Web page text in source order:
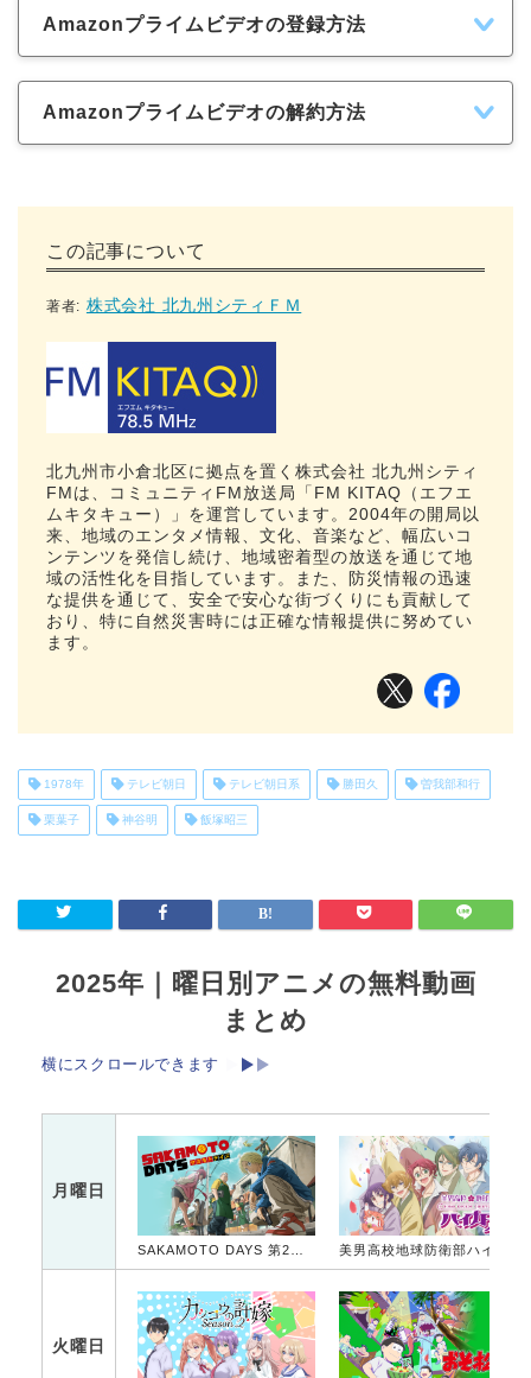
Amazonプライムビデオの登録方法
Amazonプライムビデオの解約方法
この記事について
著者: 株式会社 北九州シティＦＭ
北九州市小倉北区に拠点を置く株式会社 北九州シティ
FMは、コミュニティFM放送局「FM KITAQ（エフエ
ムキタキュー）」を運営しています。2004年の開局以
来、地域のエンタメ情報、文化、音楽など、幅広いコ
ンテンツを発信し続け、地域密着型の放送を通じて地
域の活性化を目指しています。また、防災情報の迅速
な提供を通じて、安全で安心な街づくりにも貢献して
おり、特に自然災害時には正確な情報提供に努めてい
ます。
1978年 テレビ朝日 テレビ朝日系 勝田久 曽我部和行
栗葉子 神谷明 飯塚昭三
2025年｜曜日別アニメの無料動画
まとめ
横にスクロールできます
月曜日
SAKAMOTO DAYS 第2クール
火曜日